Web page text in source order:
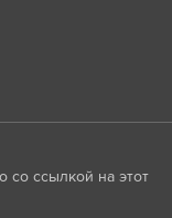
со ссылкой на этот